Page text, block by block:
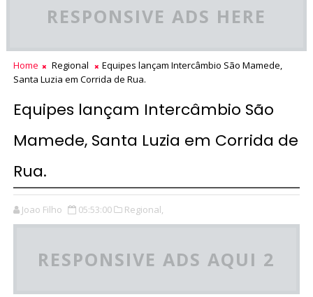
RESPONSIVE ADS HERE
Home Regional
Equipes lançam Intercâmbio São Mamede,
Santa Luzia em Corrida de Rua.
Equipes lançam Intercâmbio São
Mamede, Santa Luzia em Corrida de
Rua.
Joao Filho 05:53:00 Regional,
RESPONSIVE ADS AQUI 2